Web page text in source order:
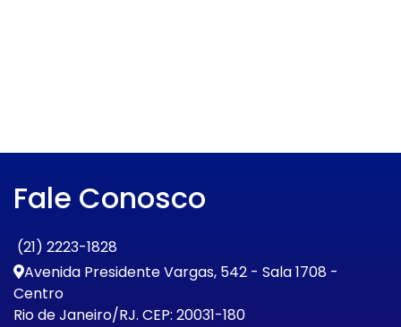
Fale Conosco
(21) 2223-1828
Avenida Presidente Vargas, 542 - Sala 1708 -
Centro
Rio de Janeiro/RJ. CEP: 20031-180